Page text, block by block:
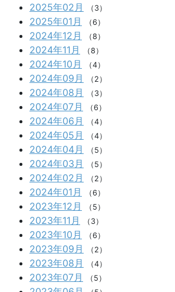
2025年02月 （3）
2025年01月 （6）
2024年12月 （8）
2024年11月 （8）
2024年10月 （4）
2024年09月 （2）
2024年08月 （3）
2024年07月 （6）
2024年06月 （4）
2024年05月 （4）
2024年04月 （5）
2024年03月 （5）
2024年02月 （2）
2024年01月 （6）
2023年12月 （5）
2023年11月 （3）
2023年10月 （6）
2023年09月 （2）
2023年08月 （4）
2023年07月 （5）